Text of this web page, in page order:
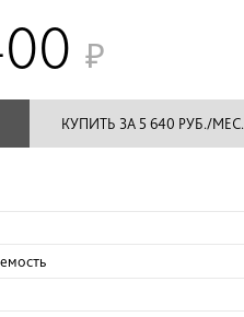
КУПИТЬ ЗА 5 640 РУБ./МЕС.